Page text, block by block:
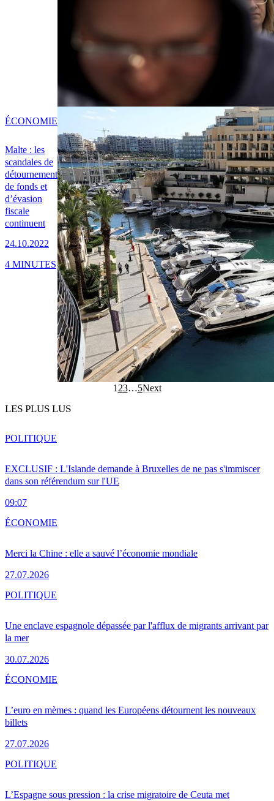
Malte : les
scandales de
détournement
de fonds et
d’évasion
fiscale
continuent
24.10.2022
ÉCONOMIE
4 MINUTES
1 23…5Next
LES PLUS LUS
EXCLUSIF : L'Islande demande à Bruxelles de ne pas s'immiscer
dans son référendum sur l'UE
09:07
POLITIQUE
Merci la Chine : elle a sauvé l’économie mondiale
27.07.2026
ÉCONOMIE
Une enclave espagnole dépassée par l'afflux de migrants arrivant par
la mer
30.07.2026
POLITIQUE
L’euro en mèmes : quand les Européens détournent les nouveaux
billets
27.07.2026
ÉCONOMIE
L’Espagne sous pression : la crise migratoire de Ceuta met
POLITIQUE